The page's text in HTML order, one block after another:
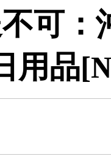
可：
用品